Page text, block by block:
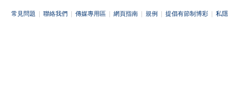
常見問題 聯絡我們 傳媒專用區 網頁指南 規例 提倡有節制博彩 私